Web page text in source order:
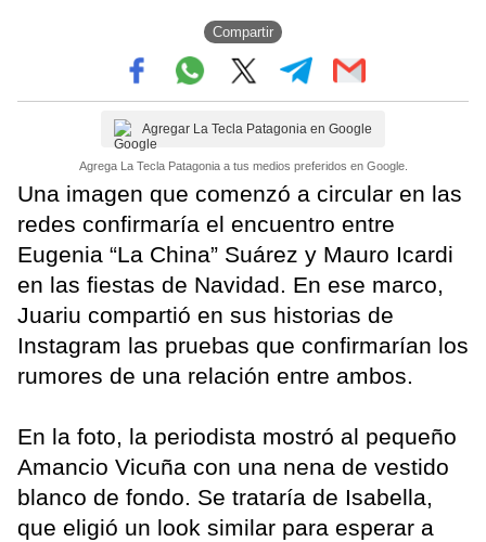
Compartir
Agregar La Tecla Patagonia en Google
Agrega La Tecla Patagonia a tus medios preferidos en Google.
Una imagen que comenzó a circular en las
redes confirmaría el encuentro entre
Eugenia “La China” Suárez y Mauro Icardi
en las fiestas de Navidad. En ese marco,
Juariu compartió en sus historias de
Instagram las pruebas que confirmarían los
rumores de una relación entre ambos.
En la foto, la periodista mostró al pequeño
Amancio Vicuña con una nena de vestido
blanco de fondo. Se trataría de Isabella,
que eligió un look similar para esperar a